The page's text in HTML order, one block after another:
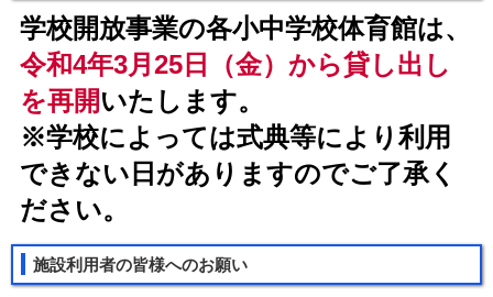
学校開放事業の各小中学校体育館は、
令和4年3月25日（金）から貸し出し
を再開いたします。
※学校によっては式典等により利用
できない日がありますのでご了承く
ださい。
施設利用者の皆様へのお願い